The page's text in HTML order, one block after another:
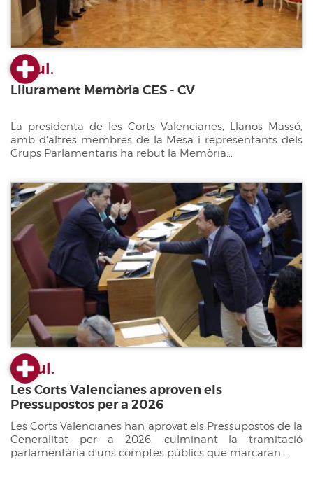
23 jul.
Lliurament Memòria CES - CV
La presidenta de les Corts Valencianes, Llanos Massó,
amb d'altres membres de la Mesa i representants dels
Grups Parlamentaris ha rebut la Memòria...
22 jul.
Les Corts Valencianes aproven els
Pressupostos per a 2026
Les Corts Valencianes han aprovat els Pressupostos de la
Generalitat per a 2026, culminant la tramitació
parlamentària d'uns comptes públics que marcaran...